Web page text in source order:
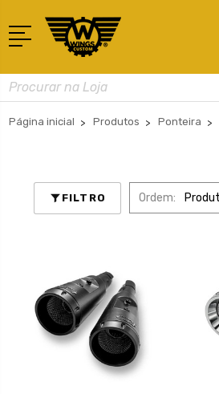
Busca
Página inicial Produtos Ponteira
FILTRO Ordem: